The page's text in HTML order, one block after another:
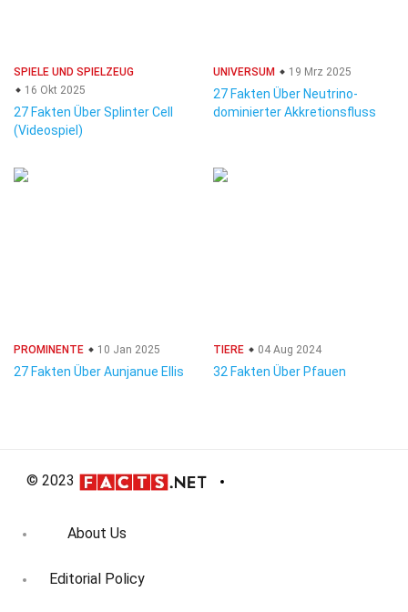
SPIELE UND SPIELZEUG
16 Okt 2025
27 Fakten Über Splinter Cell
(Videospiel)
UNIVERSUM 19 Mrz 2025
27 Fakten Über Neutrino-
dominierter Akkretionsfluss
PROMINENTE 10 Jan 2025
27 Fakten Über Aunjanue Ellis
TIERE 04 Aug 2024
32 Fakten Über Pfauen
© 2023
About Us
Editorial Policy